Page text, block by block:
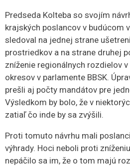
Predseda Kolteba so svojím
krajských poslancov v budúcom
sledoval na jednej strane
prostriedkov a na strane druhej
zníženie regionálnych rozdielov
okresov v parlamente BBSK.
prešli aj počty mandátov pre
Výsledkom by bolo, že v
zatiaľ čo inde by sa zvýšili.
Proti tomuto návrhu mali
výhrady. Hoci neboli proti
nepáčilo sa im, že o tom majú